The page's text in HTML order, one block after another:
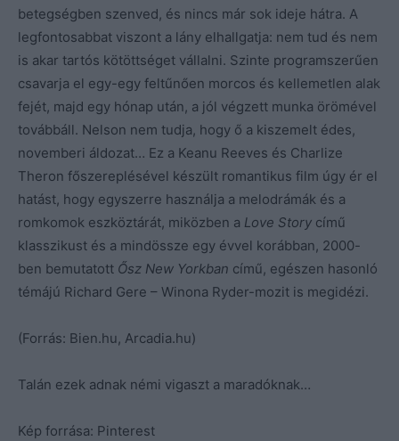
betegségben szenved, és nincs már sok ideje hátra. A
legfontosabbat viszont a lány elhallgatja: nem tud és nem
is akar tartós kötöttséget vállalni. Szinte programszerűen
csavarja el egy-egy feltűnően morcos és kellemetlen alak
fejét, majd egy hónap után, a jól végzett munka örömével
továbbáll. Nelson nem tudja, hogy ő a kiszemelt édes,
novemberi áldozat… Ez a Keanu Reeves és Charlize
Theron főszereplésével készült romantikus film úgy ér el
hatást, hogy egyszerre használja a melodrámák és a
romkomok eszköztárát, miközben a Love Story című
klasszikust és a mindössze egy évvel korábban, 2000-
ben bemutatott Ősz New Yorkban című, egészen hasonló
témájú Richard Gere – Winona Ryder-mozit is megidézi.
(Forrás: Bien.hu, Arcadia.hu)
Talán ezek adnak némi vigaszt a maradóknak…
Kép forrása: Pinterest